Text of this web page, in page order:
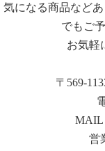
気になる商品など
でもご
お気軽
〒569-
MAIL
営